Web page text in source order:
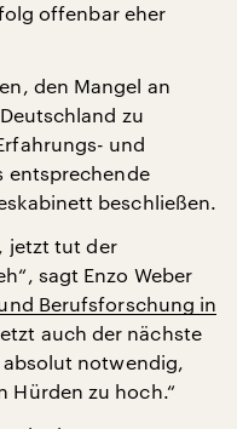
offenbar eher
den Mangel an
zu
und
entsprechende
beschließen.
jetzt tut der
sagt Enzo Weber
Berufsforschung in
auch der nächste
notwendig,
Hürden zu hoch.“